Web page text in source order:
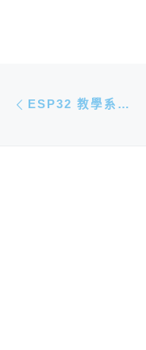
ESP32 教學系列(十二)：硬體中斷